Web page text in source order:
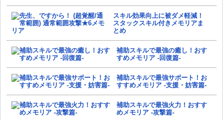
スキル効果向上に被ダメ軽減！
スタックスキル付きメモリアま
とめ
補助スキルで最強の癒し！おす
すめメモリア -回復篇-
補助スキルで最強サポート！お
すすめメモリア -支援・妨害篇-
補助スキルで最強火力！おすす
めメモリア -攻撃篇-